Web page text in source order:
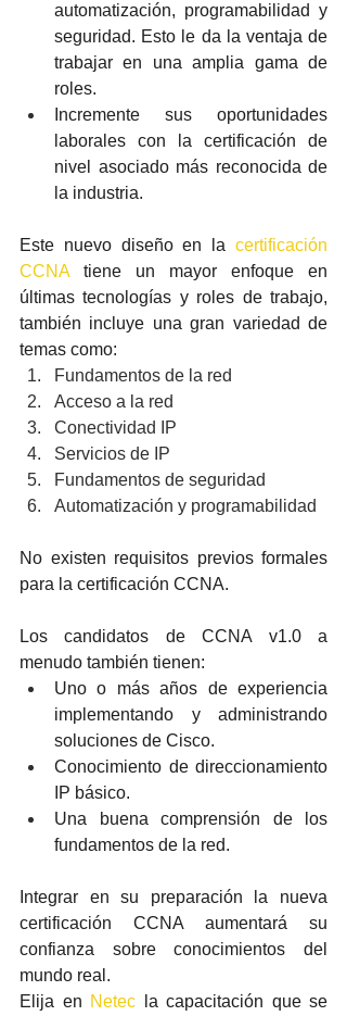
automatización, programabilidad y
seguridad. Esto le da la ventaja de
trabajar en una amplia gama de
roles.
Incremente sus oportunidades
laborales con la certificación de
nivel asociado más reconocida de
la industria.
Este nuevo diseño en la certificación
CCNA tiene un mayor enfoque en
últimas tecnologías y roles de trabajo,
también incluye una gran variedad de
temas como:
Fundamentos de la red
Acceso a la red
Conectividad IP
Servicios de IP
Fundamentos de seguridad
Automatización y programabilidad
No existen requisitos previos formales
para la certificación CCNA.
Los candidatos de CCNA v1.0 a
menudo también tienen:
Uno o más años de experiencia
implementando y administrando
soluciones de Cisco.
Conocimiento de direccionamiento
IP básico.
Una buena comprensión de los
fundamentos de la red.
Integrar en su preparación la nueva
certificación CCNA aumentará su
confianza sobre conocimientos del
mundo real.
Elija en Netec la capacitación que se